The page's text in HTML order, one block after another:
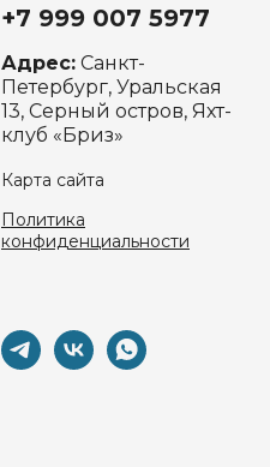
+7 999 007 5977
Адрес: Санкт-
Петербург, Уральская
13, Серный остров, Яхт-
клуб «Бриз»
Карта сайта
Политика
конфиденциальности